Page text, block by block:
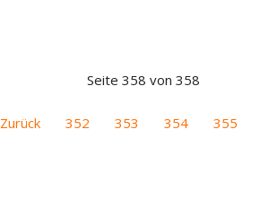
Seite 358 von 358
Zurück 352 353 354 355